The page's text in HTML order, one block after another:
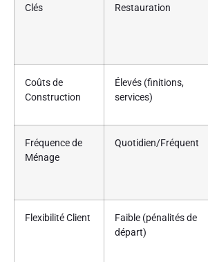
Clés
Restauration
Coûts de
Construction
Élevés (finitions,
services)
Fréquence de
Ménage
Quotidien/Fréquent
Flexibilité Client
Faible (pénalités de
départ)